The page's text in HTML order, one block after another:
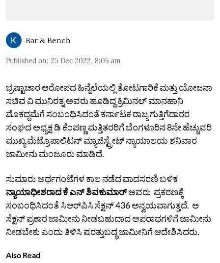
Bar & Bench
Published on: 25 Dec 2022, 8:05 am
ಭ್ರಷ್ಟಾಚಾರ ಆರೋಪದ ಹಿನ್ನೆಲೆಯಲ್ಲಿ ತೋಟಗಾರಿಕೆ ಮತ್ತು ಯೋಜನಾ
ಸಚಿವ ವಿ ಮುನಿರತ್ನ ಅವರು ಹೂಡಿದ್ದ ಕ್ರಿಮಿನಲ್‌ ಮಾನಹಾನಿ
ಮೊಕದ್ದಮೆಗೆ ಸಂಬಂಧಿಸಿದಂತೆ ಕರ್ನಾಟಕ ರಾಜ್ಯ ಗುತ್ತಿಗೆದಾರರ
ಸಂಘದ ಅಧ್ಯಕ್ಷ ಡಿ ಕೆಂಪಣ್ಣ ಮತ್ತಿತರರಿಗೆ ಬೆಂಗಳೂರಿನ 8ನೇ ಹೆಚ್ಚುವರಿ
ಮುಖ್ಯ ಮೆಟ್ರೊಪಾಲಿಟನ್‌ ಮ್ಯಾಜಿಸ್ಟ್ರೇಟ್‌ ನ್ಯಾಯಾಲಯ ಶನಿವಾರ
ಜಾಮೀನು ಮಂಜೂರು ಮಾಡಿದೆ.
ಸುಮಾರು ಅರ್ಧಗಂಟೆಗಳ ಕಾಲ ನಡೆದ ವಾದಸರಣಿ ಬಳಿಕ
ನ್ಯಾಯಾಧೀಶರಾದ ಕೆ ಎನ್‌ ಶಿವಕುಮಾರ್ಅವರು ಪ್ರಕರಣಕ್ಕೆ
ಸಂಬಂಧಿಸಿದಂತೆ ಸಿಆರ್‌ಪಿಸಿ ಸೆಕ್ಷನ್‌ 436 ಅನ್ವಯವಾಗುತ್ತದೆ. ಆ
ಸೆಕ್ಷನ್‌ ಪ್ರಕಾರ ಜಾಮೀನು ನೀಡಬಹುದಾದ ಅಪರಾಧಗಳಿಗೆ ಜಾಮೀನು
ನೀಡಬೇಕು ಎಂದು ತಿಳಿಸಿ ಷರತ್ತುಬದ್ಧ ಜಾಮೀನಿಗೆ ಆದೇಶಿಸಿದರು.
Also Read